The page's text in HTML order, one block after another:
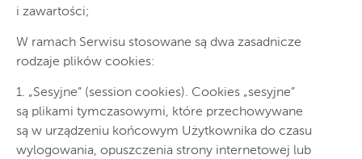
i zawartości;
W ramach Serwisu stosowane są dwa zasadnicze
rodzaje plików cookies:
1. „Sesyjne” (session cookies). Cookies „sesyjne”
są plikami tymczasowymi, które przechowywane
są w urządzeniu końcowym Użytkownika do czasu
wylogowania, opuszczenia strony internetowej lub